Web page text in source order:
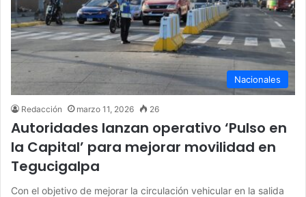
Nacionales
Redacción marzo 11, 2026 26
Autoridades lanzan operativo ‘Pulso en
la Capital’ para mejorar movilidad en
Tegucigalpa
Con el objetivo de mejorar la circulación vehicular en la salida